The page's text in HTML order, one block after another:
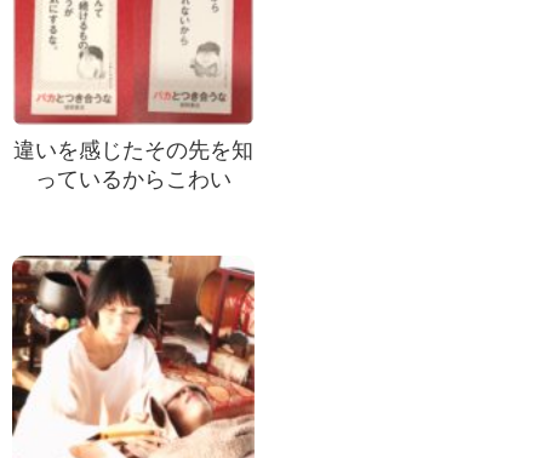
違いを感じたその先を知
っているからこわい